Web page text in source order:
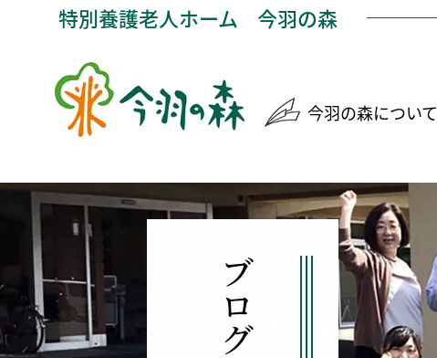
特別養護老人ホーム 今羽の森
今羽の森について
ブログ